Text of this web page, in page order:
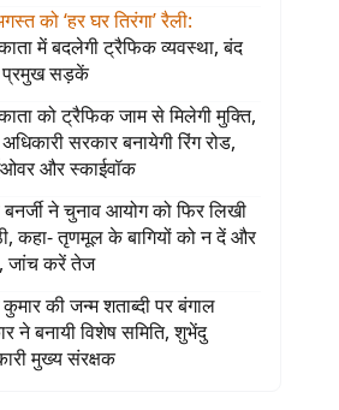
को ‘हर घर तिरंगा’ रैली:
में बदलेगी ट्रैफिक व्यवस्था, बंद
प्रमुख सड़कें
को ट्रैफिक जाम से मिलेगी मुक्ति,
सरकार बनायेगी रिंग रोड,
और स्काईवॉक
बनर्जी ने चुनाव आयोग को फिर लिखी
कहा- तृणमूल के बागियों को न दें और
जांच करें तेज
कुमार की जन्म शताब्दी पर बंगाल
ने बनायी विशेष समिति, शुभेंदु
मुख्य संरक्षक